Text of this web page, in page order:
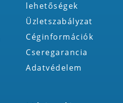
lehetőségek
Üzletszabályzat
Céginformációk
Cseregarancia
Adatvédelem